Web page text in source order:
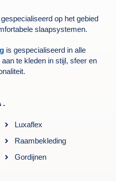
op het gebied
slaapsystemen.
is gespecialiseerd in alle
te kleden in stijl, sfeer en
Luxaflex
Raambekleding
Gordijnen